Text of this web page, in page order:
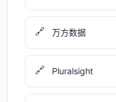
🔗 万方数据
🔗 Pluralsight